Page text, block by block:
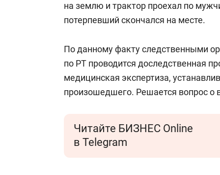
на землю и трактор проехал по
потерпевший скончался на месте.
По данному факту следственными
по РТ проводится доследственная
медицинская экспертиза,
произошедшего. Решается вопрос о
Читайте БИЗНЕС Online
в Telegram